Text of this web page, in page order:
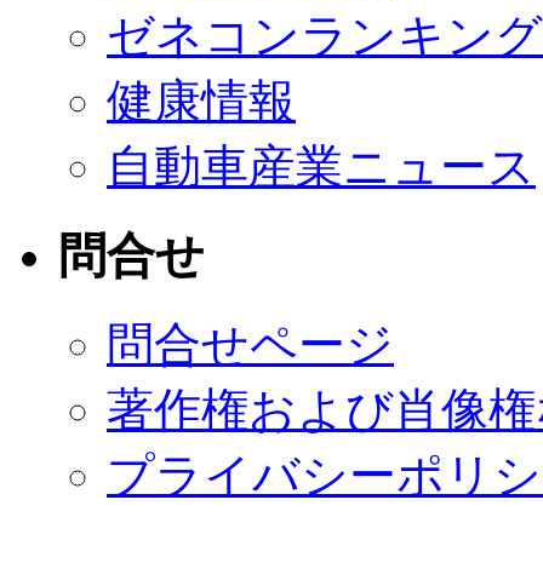
ゼネコンランキング
健康情報
自動車産業ニュース
問合せ
問合せページ
著作権および肖像
プライバシーポリ